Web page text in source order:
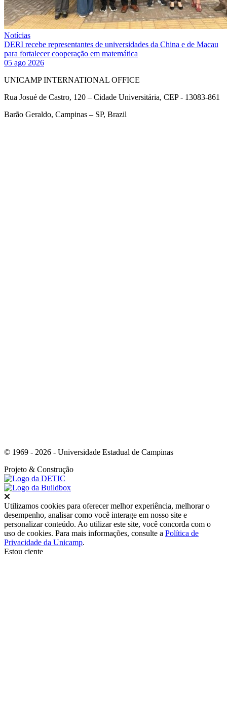
Notícias
DERI recebe representantes de universidades da China e de Macau
para fortalecer cooperação em matemática
05 ago 2026
UNICAMP INTERNATIONAL OFFICE
Rua Josué de Castro, 120 – Cidade Universitária, CEP - 13083-861
Barão Geraldo, Campinas – SP, Brazil
© 1969 - 2026 - Universidade Estadual de Campinas
Projeto & Construção
Utilizamos cookies para oferecer melhor experiência, melhorar o
desempenho, analisar como você interage em nosso site e
personalizar conteúdo. Ao utilizar este site, você concorda com o
uso de cookies. Para mais informações, consulte a Política de
Privacidade da Unicamp.
Estou ciente